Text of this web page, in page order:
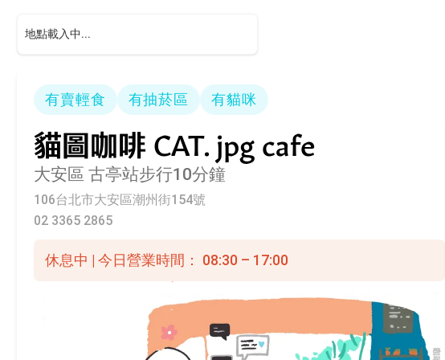
有賣輕食 有抽菸區 有貓咪
貓圖咖啡 CAT. jpg cafe
大安區 古亭站步行10分鐘
106台北市大安區潮州街154號
02 3365 2865
休息中 | 今日營業時間： 08:30 – 17:00